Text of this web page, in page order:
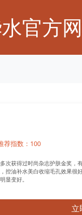
官方
荐指数：100
次获得过时尚杂志护肤金奖，
控油补水美白收缩毛孔效果很
显变好。
立